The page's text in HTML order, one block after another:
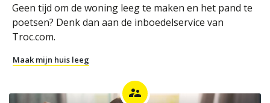
Geen tijd om de woning leeg te maken en het pand te
poetsen? Denk dan aan de inboedelservice van
Troc.com.
Maak mijn huis leeg
supervisor_account